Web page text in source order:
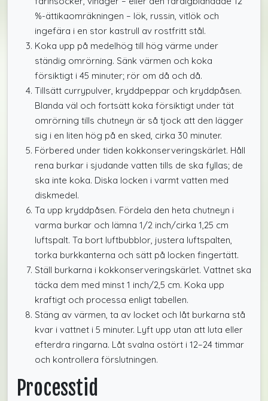
%-ättikaomräkningen – lök, russin, vitlök och
ingefära i en stor kastrull av rostfritt stål.
Koka upp på medelhög till hög värme under
ständig omrörning. Sänk värmen och koka
försiktigt i 45 minuter; rör om då och då.
Tillsätt currypulver, kryddpeppar och kryddpåsen.
Blanda väl och fortsätt koka försiktigt under tät
omrörning tills chutneyn är så tjock att den lägger
sig i en liten hög på en sked, cirka 30 minuter.
Förbered under tiden kokkonserveringskärlet. Håll
rena burkar i sjudande vatten tills de ska fyllas; de
ska inte koka. Diska locken i varmt vatten med
diskmedel.
Ta upp kryddpåsen. Fördela den heta chutneyn i
varma burkar och lämna 1/2 inch/cirka 1,25 cm
luftspalt. Ta bort luftbubblor, justera luftspalten,
torka burkkanterna och sätt på locken fingertätt.
Ställ burkarna i kokkonserveringskärlet. Vattnet ska
täcka dem med minst 1 inch/2,5 cm. Koka upp
kraftigt och processa enligt tabellen.
Stäng av värmen, ta av locket och låt burkarna stå
kvar i vattnet i 5 minuter. Lyft upp utan att luta eller
efterdra ringarna. Låt svalna ostört i 12–24 timmar
och kontrollera förslutningen.
Processtid